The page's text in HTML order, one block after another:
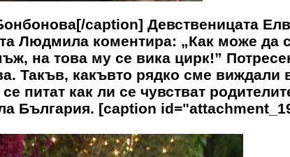
caption] Девственицата
Людмила коментира: „Как може да
на това му се вика цирк!”
Такъв, какъвто рядко сме виждали
питат как ли се чувстват
България. [caption